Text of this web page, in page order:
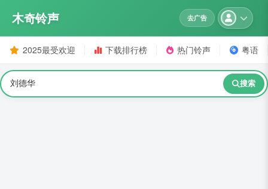
木奇铃声 去广告
2025最受欢迎 下载排行榜 热门铃声 粤语
搜索